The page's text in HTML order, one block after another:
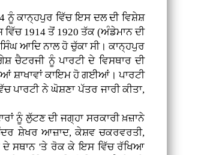
ਨੂੰ ਕਾਨ੍ਹਪੁਰ ਵਿੱਚ ਇਸ ਦਲ ਦੀ ਵਿਸ਼ੇਸ਼
1914 ਤੋਂ 1920 ਤੱਕ (ਅੰਡੇਮਾਨ ਦੀ
ਆਦਿ ਨਾਲ ਹੋ ਚੁੱਕਾ ਸੀ। ਕਾਨ੍ਹਪੁਰ
ਚੈਟਰਜੀ ਨੂੰ ਪਾਰਟੀ ਦੇ ਵਿਸਥਾਰ ਦੀ
ਸ਼ਾਖਾਵਾਂ ਕਾਇਮ ਹੋ ਗਈਆਂ। ਪਾਰਟੀ
ਪਾਰਟੀ ਨੇ ਘੋਸ਼ਣਾ ਪੱਤਰ ਜਾਰੀ ਕੀਤਾ,
ਨੂੰ ਲੁੱਟਣ ਦੀ ਜਗ੍ਹਾ ਸਰਕਾਰੀ ਖ਼ਜ਼ਾਨੇ
ਚੰਦਰ ਸ਼ੇਖਰ ਆਜ਼ਾਦ, ਕੇਸ਼ਵ ਚਕਰਵਰਤੀ,
ਦੇ ਸਥਾਨ 'ਤੇ ਰੋਕ ਕੇ ਇਸ ਵਿੱਚ ਰੱਖਿਆ